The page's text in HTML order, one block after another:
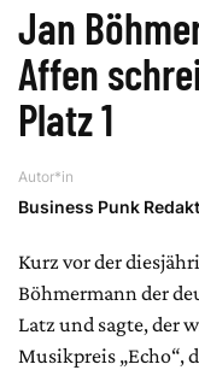
Jan
Affen
Platz 1
Autor*in
Business Punk
Kurz vor der
Böhmermann der
Latz und sagte, der
Musikpreis „Echo“,